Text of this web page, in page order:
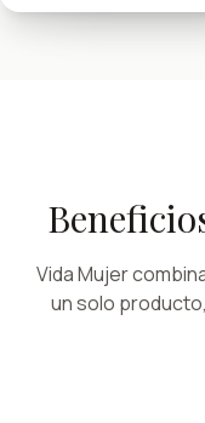
Vida Mujer
un solo